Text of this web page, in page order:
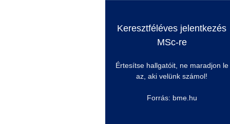
Keresztféléves jelentkezés
MSc-re
Értesítse hallgatóit, ne maradjon le
az, aki velünk számol!
Forrás: bme.hu